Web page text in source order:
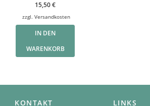
15,50€
zzgl.Versandkosten
IN DEN
WARENKORB
KONTAKT LINKS